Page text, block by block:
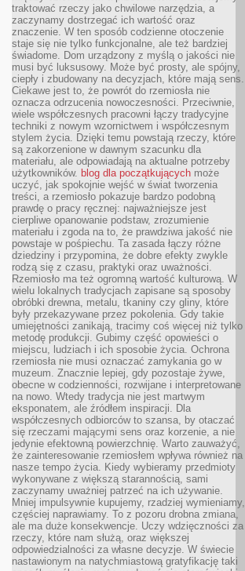
traktować rzeczy jako chwilowe narzędzia, a
zaczynamy dostrzegać ich wartość oraz
znaczenie. W ten sposób codzienne otoczenie
staje się nie tylko funkcjonalne, ale też bardziej
świadome. Dom urządzony z myślą o jakości nie
musi być luksusowy. Może być prosty, ale spójny,
ciepły i zbudowany na decyzjach, które mają sens.
Ciekawe jest to, że powrót do rzemiosła nie
oznacza odrzucenia nowoczesności. Przeciwnie,
wiele współczesnych pracowni łączy tradycyjne
techniki z nowym wzornictwem i współczesnym
stylem życia. Dzięki temu powstają rzeczy, które
są zakorzenione w dawnym szacunku dla
materiału, ale odpowiadają na aktualne potrzeby
użytkowników. blog dla początkujących może
uczyć, jak spokojnie wejść w świat tworzenia
treści, a rzemiosło pokazuje bardzo podobną
prawdę o pracy ręcznej: najważniejsze jest
cierpliwe opanowanie podstaw, zrozumienie
materiału i zgoda na to, że prawdziwa jakość nie
powstaje w pośpiechu. Ta zasada łączy różne
dziedziny i przypomina, że dobre efekty zwykle
rodzą się z czasu, praktyki oraz uważności.
Rzemiosło ma też ogromną wartość kulturową. W
wielu lokalnych tradycjach zapisane są sposoby
obróbki drewna, metalu, tkaniny czy gliny, które
były przekazywane przez pokolenia. Gdy takie
umiejętności zanikają, tracimy coś więcej niż tylko
metodę produkcji. Gubimy część opowieści o
miejscu, ludziach i ich sposobie życia. Ochrona
rzemiosła nie musi oznaczać zamykania go w
muzeum. Znacznie lepiej, gdy pozostaje żywe,
obecne w codzienności, rozwijane i interpretowane
na nowo. Wtedy tradycja nie jest martwym
eksponatem, ale źródłem inspiracji. Dla
współczesnych odbiorców to szansa, by otaczać
się rzeczami mającymi sens oraz korzenie, a nie
jedynie efektowną powierzchnię. Warto zauważyć,
że zainteresowanie rzemiosłem wpływa również na
nasze tempo życia. Kiedy wybieramy przedmioty
wykonywane z większą starannością, sami
zaczynamy uważniej patrzeć na ich używanie.
Mniej impulsywnie kupujemy, rzadziej wymieniamy,
częściej naprawiamy. To z pozoru drobna zmiana,
ale ma duże konsekwencje. Uczy wdzięczności za
rzeczy, które nam służą, oraz większej
odpowiedzialności za własne decyzje. W świecie
nastawionym na natychmiastową gratyfikację taki